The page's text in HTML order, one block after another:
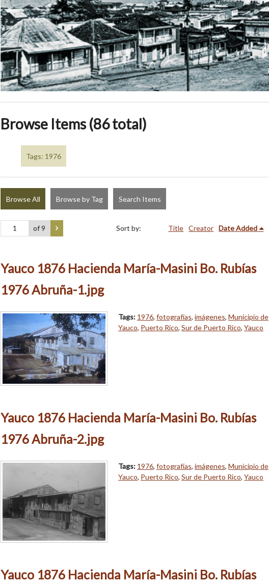
Browse Items (86 total)
Tags: 1976
Browse All Browse by Tag Search Items
of 9 Sort by: Title Creator Date Added
Yauco 1876 Hacienda María-Masini Bo. Rubías
1976 Abruña-1.jpg
Tags: 1976, fotografías, imágenes, Municipio de
Yauco, Puerto Rico, Sur de Puerto Rico, Yauco
Yauco 1876 Hacienda María-Masini Bo. Rubías
1976 Abruña-2.jpg
Tags: 1976, fotografías, imágenes, Municipio de
Yauco, Puerto Rico, Sur de Puerto Rico, Yauco
Yauco 1876 Hacienda María-Masini Bo. Rubías